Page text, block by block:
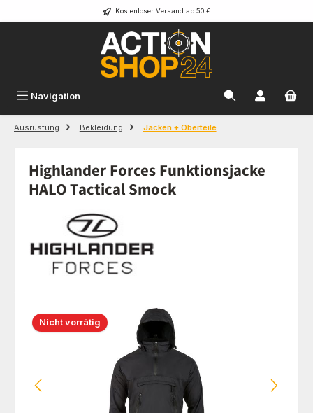
Zum Hauptinhalt springen Kostenloser Versand ab 50 €
Navigation
Ausrüstung Bekleidung Jacken + Oberteile
Highlander Forces Funktionsjacke
HALO Tactical Smock
Bildergalerie überspringen
Nicht vorrätig